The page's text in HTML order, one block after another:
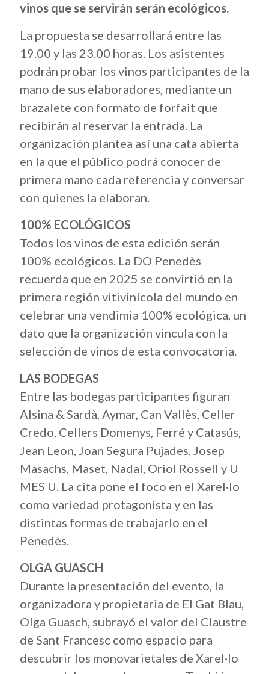
vinos que se servirán serán ecológicos.
La propuesta se desarrollará entre las
19.00 y las 23.00 horas. Los asistentes
podrán probar los vinos participantes de la
mano de sus elaboradores, mediante un
brazalete con formato de forfait que
recibirán al reservar la entrada. La
organización plantea así una cata abierta
en la que el público podrá conocer de
primera mano cada referencia y conversar
con quienes la elaboran.
100% ECOLÓGICOS
Todos los vinos de esta edición serán
100% ecológicos. La DO Penedès
recuerda que en 2025 se convirtió en la
primera región vitivinícola del mundo en
celebrar una vendimia 100% ecológica, un
dato que la organización vincula con la
selección de vinos de esta convocatoria.
LAS BODEGAS
Entre las bodegas participantes figuran
Alsina & Sardà, Aymar, Can Vallès, Celler
Credo, Cellers Domenys, Ferré y Catasús,
Jean Leon, Joan Segura Pujades, Josep
Masachs, Maset, Nadal, Oriol Rossell y U
MES U. La cita pone el foco en el Xarel·lo
como variedad protagonista y en las
distintas formas de trabajarlo en el
Penedès.
OLGA GUASCH
Durante la presentación del evento, la
organizadora y propietaria de El Gat Blau,
Olga Guasch, subrayó el valor del Claustre
de Sant Francesc como espacio para
descubrir los monovarietales de Xarel·lo